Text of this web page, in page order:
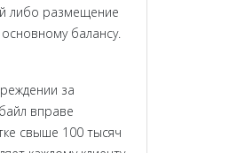
либо размещение
балансу.
за
вправе
свыше 100 тысяч